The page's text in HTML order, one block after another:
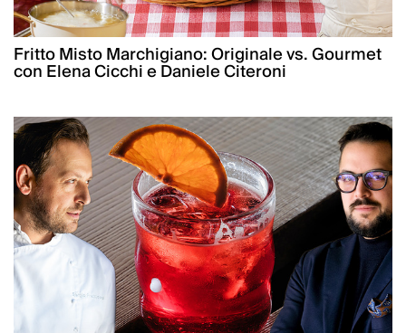
Fritto Misto Marchigiano: Originale vs. Gourmet
con Elena Cicchi e Daniele Citeroni